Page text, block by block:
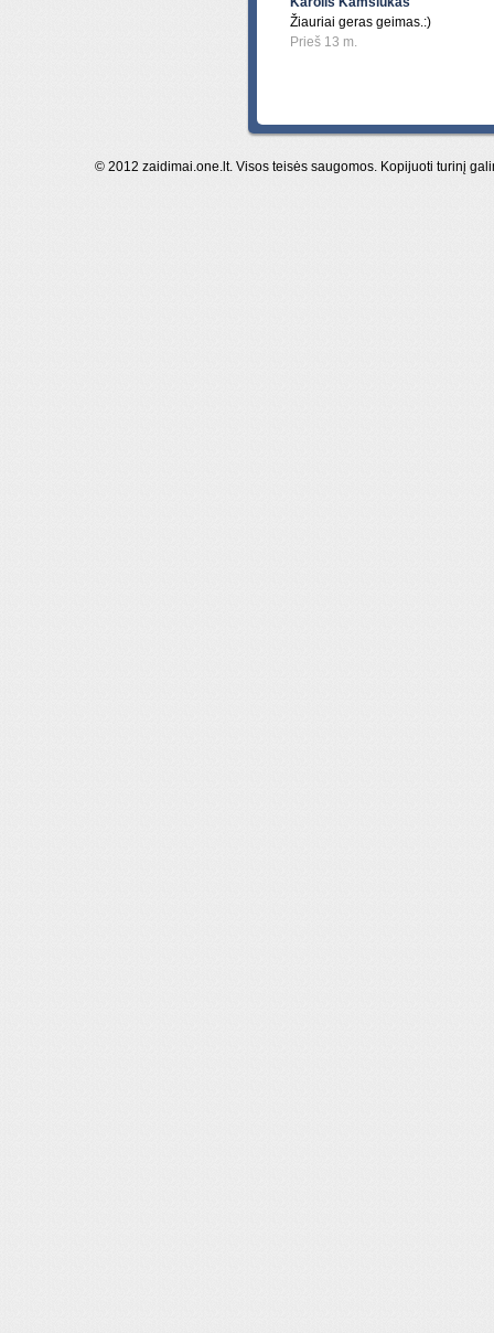
Žiauriai geras geimas.:)
Prieš 13 m.
© 2012 zaidimai.one.lt. Visos teisės saugomos. Kopijuoti turinį